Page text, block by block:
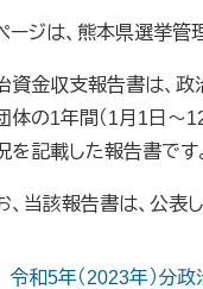
ージは、熊本県選挙
資金収支報告書は、
体の1年間（1月1日～
を記載した報告書です
、当該報告書は、公表
令和5年（2023年）分